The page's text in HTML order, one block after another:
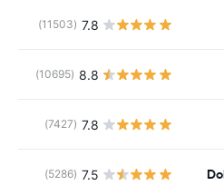
7.8
(11503)
8.8
(10695)
7.8
(7427)
7.5
(5286)